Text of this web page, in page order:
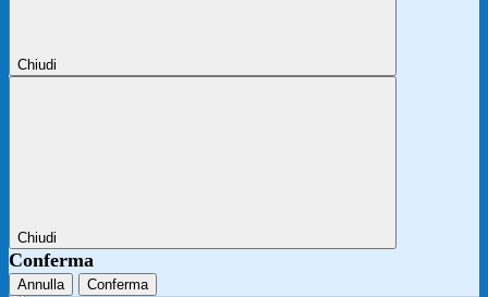
Chiudi
Chiudi
Conferma
Annulla Conferma